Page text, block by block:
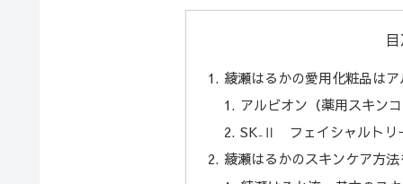
綾瀬はるかの愛用化粧品は
アルビオン（薬用スキン
SK₋Ⅱ フェイシャルトリ
綾瀬はるかのスキンケア方法